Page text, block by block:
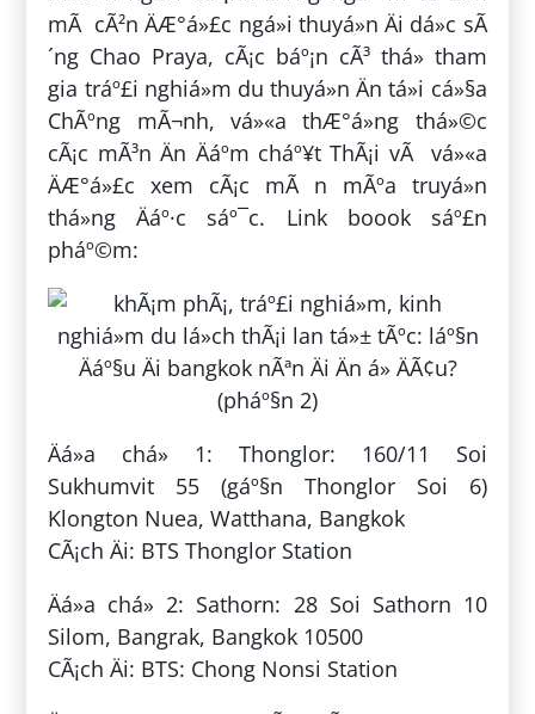
mÃ cÃ²n ÄÆ°á»£c ngá»i thuyá»n Äi dá»c sÃ
´ng Chao Praya, cÃ¡c báº¡n cÃ³ thá» tham
gia tráº£i nghiá»m du thuyá»n Än tá»i cá»§a
ChÃºng mÃ¬nh, vá»«a thÆ°á»ng thá»©c
cÃ¡c mÃ³n Än Äáº­m cháº¥t ThÃ¡i vÃ vá»«a
ÄÆ°á»£c xem cÃ¡c mÃ n mÃºa truyá»n
thá»ng Äáº·c sáº¯c. Link boook sáº£n
pháº©m:
Äá»a chá» 1: Thonglor: 160/11 Soi
Sukhumvit 55 (gáº§n Thonglor Soi 6)
Klongton Nuea, Watthana, Bangkok
CÃ¡ch Äi: BTS Thonglor Station
Äá»a chá» 2: Sathorn: 28 Soi Sathorn 10
Silom, Bangrak, Bangkok 10500
CÃ¡ch Äi: BTS: Chong Nonsi Station